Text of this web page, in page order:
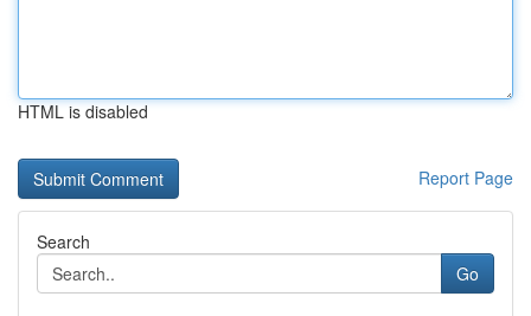
HTML is disabled
Report Page
Search
Go